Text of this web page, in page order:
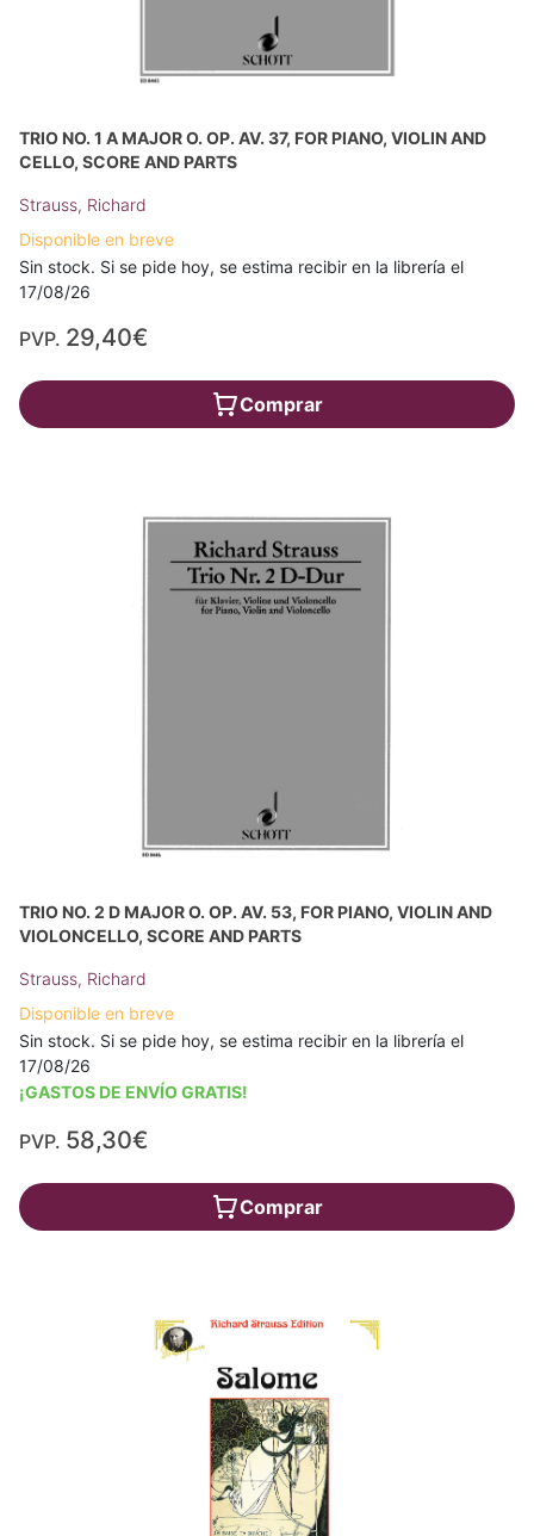
TRIO NO. 1 A MAJOR O. OP. AV. 37, FOR PIANO, VIOLIN AND
CELLO, SCORE AND PARTS
Strauss, Richard
Disponible en breve
Sin stock. Si se pide hoy, se estima recibir en la librería el
17/08/26
PVP. 29,40€
Comprar
TRIO NO. 2 D MAJOR O. OP. AV. 53, FOR PIANO, VIOLIN AND
VIOLONCELLO, SCORE AND PARTS
Strauss, Richard
Disponible en breve
Sin stock. Si se pide hoy, se estima recibir en la librería el
17/08/26
¡GASTOS DE ENVÍO GRATIS!
PVP. 58,30€
Comprar